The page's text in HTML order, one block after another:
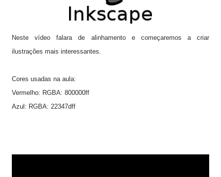
Neste vídeo falara de alinhamento e começaremos a criar
ilustrações mais interessantes.
Cores usadas na aula:
Vermelho: RGBA: 800000ff
Azul: RGBA: 22347dff